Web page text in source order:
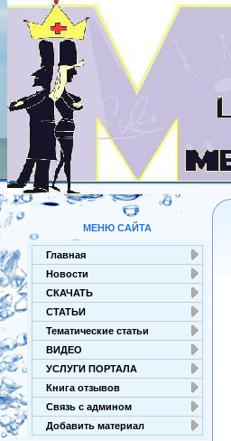
МЕНЮ САЙТА
Главная
Новости
СКАЧАТЬ
СТАТЬИ
Тематические статьи
ВИДЕО
УСЛУГИ ПОРТАЛА
Книга отзывов
Связь с админом
Добавить материал